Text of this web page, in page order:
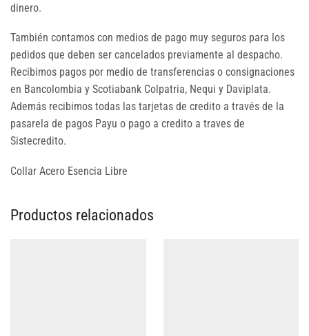
dinero.
También contamos con medios de pago muy seguros para los
pedidos que deben ser cancelados previamente al despacho.
Recibimos pagos por medio de transferencias o consignaciones
en Bancolombia y Scotiabank Colpatria, Nequi y Daviplata.
Además recibimos todas las tarjetas de credito a través de la
pasarela de pagos Payu o pago a credito a traves de
Sistecredito.
Collar Acero Esencia Libre
Productos relacionados